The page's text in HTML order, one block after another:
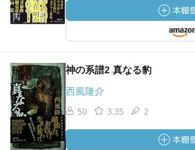
神の系譜2 真なる豹
西風隆介
50 3.35 2